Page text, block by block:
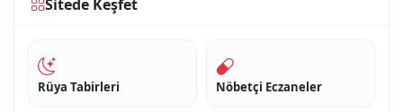
Sitede Keşfet
Rüya Tabirleri Nöbetçi Eczaneler